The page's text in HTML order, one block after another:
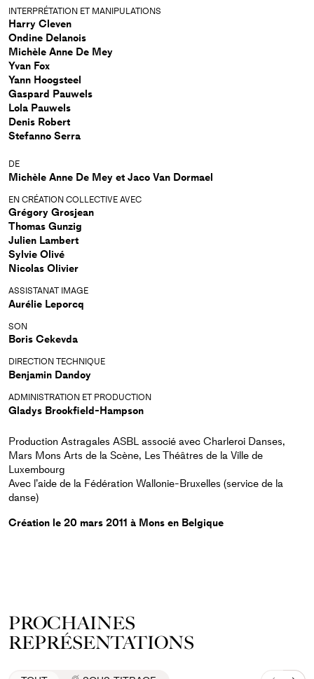
INTERPRÉTATION ET MANIPULATIONS
Harry Cleven
Ondine Delanois
Michèle Anne De Mey
Yvan Fox
Yann Hoogsteel
Gaspard Pauwels
Lola Pauwels
Denis Robert
Stefanno Serra
DE
Michèle Anne De Mey et Jaco Van Dormael
EN CRÉATION COLLECTIVE AVEC
Grégory Grosjean
Thomas Gunzig
Julien Lambert
Sylvie Olivé
Nicolas Olivier
ASSISTANAT IMAGE
Aurélie Leporcq
SON
Boris Cekevda
DIRECTION TECHNIQUE
Benjamin Dandoy
ADMINISTRATION ET PRODUCTION
Gladys Brookfield-Hampson
Production Astragales ASBL associé avec Charleroi Danses,
Mars Mons Arts de la Scène, Les Théâtres de la Ville de
Luxembourg
Avec l’aide de la Fédération Wallonie-Bruxelles (service de la
danse)
Création le 20 mars 2011 à Mons en Belgique
PROCHAINES
REPRÉSENTATIONS